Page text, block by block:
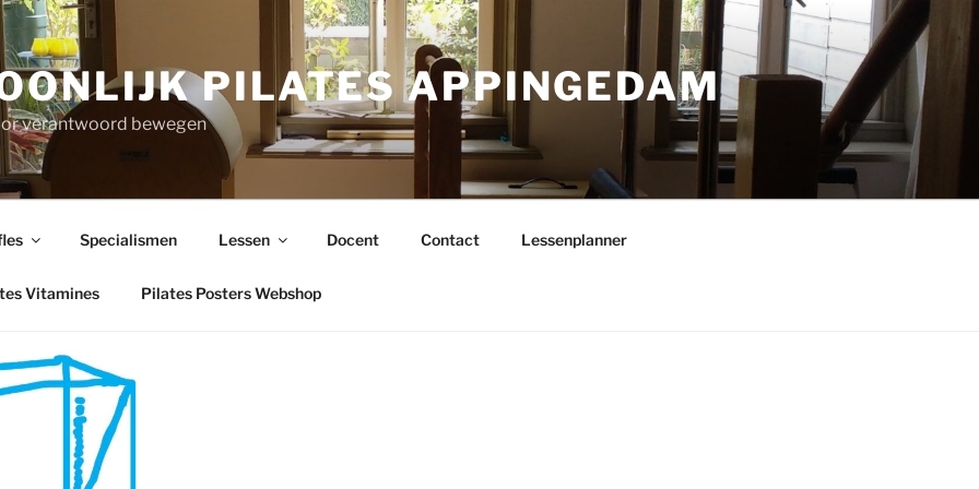
PILATES APPINGEDAM
verantwoord bewegen
Specialismen Lessen Docent Contact Lessenplanner
Vitamines Pilates Posters Webshop